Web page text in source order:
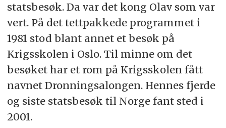
statsbesøk. Da var det kong Olav som var
vert. På det tettpakkede programmet i
1981 stod blant annet et besøk på
Krigsskolen i Oslo. Til minne om det
besøket har et rom på Krigsskolen fått
navnet Dronningsalongen. Hennes fjerde
og siste statsbesøk til Norge fant sted i
2001.